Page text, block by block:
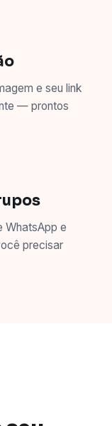
e seu link
— prontos
WhatsApp e
precisar